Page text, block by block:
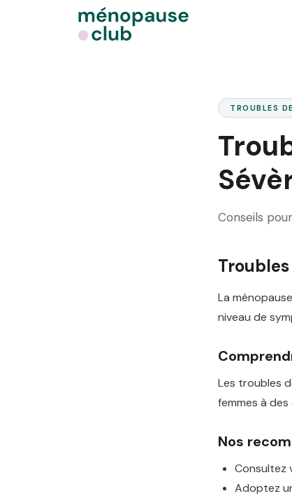
TROUBLES
Conseils
La
niveau de
Les troubles
femmes à
Nos
Consultez
Adoptez